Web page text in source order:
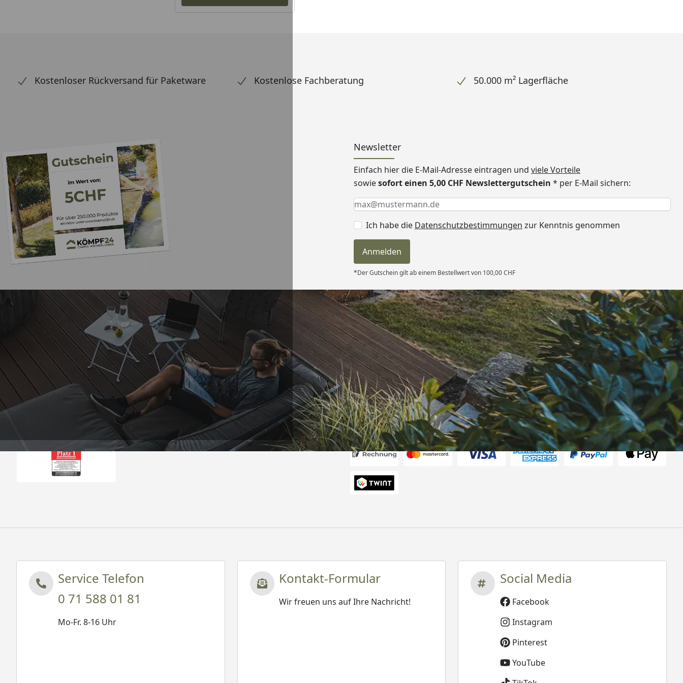
Kostenloser Rückversand für Paketware Kostenlose Fachberatung 50.000 m² Lagerfläche
Newsletter
Einfach hier die E-Mail-Adresse eintragen und viele Vorteile
sowiesofort einen 5,00 CHF Newslettergutschein * per E-Mail sichern:
Keine Eingabe erforderlich
Eingabe erforderlich
E-Mail *
Ich habe die Datenschutzbestimmungen zur Kenntnis genommen
Anmelden
*Der Gutschein gilt ab einem Bestellwert von 100,00 CHF
Trusted Shops
4,81/ 5
25.992 Bewertungen
„Sehr gute Qualitäts-Markenware,
realistische Lieferzeiten (aufgrund
mehrfacher schlechter Erfahrung
muss ich dies erwähnen) und: bei
Kritik kommt die Antwort
offensichtlich von einem
Menschen mit Verstand und nicht
von einem Chat-Bot, der
nichtssagende Antworten schickt
(auch dass ist leider immer öfter
ein Problem). “
09.08.2026
Versand
Akzeptierte Zahlungsarten
Service Telefon
0 71 588 01 81
Mo-Fr. 8-16 Uhr
Kontakt-Formular
Wir freuen uns auf Ihre Nachricht!
Social Media
Facebook
Instagram
Pinterest
YouTube